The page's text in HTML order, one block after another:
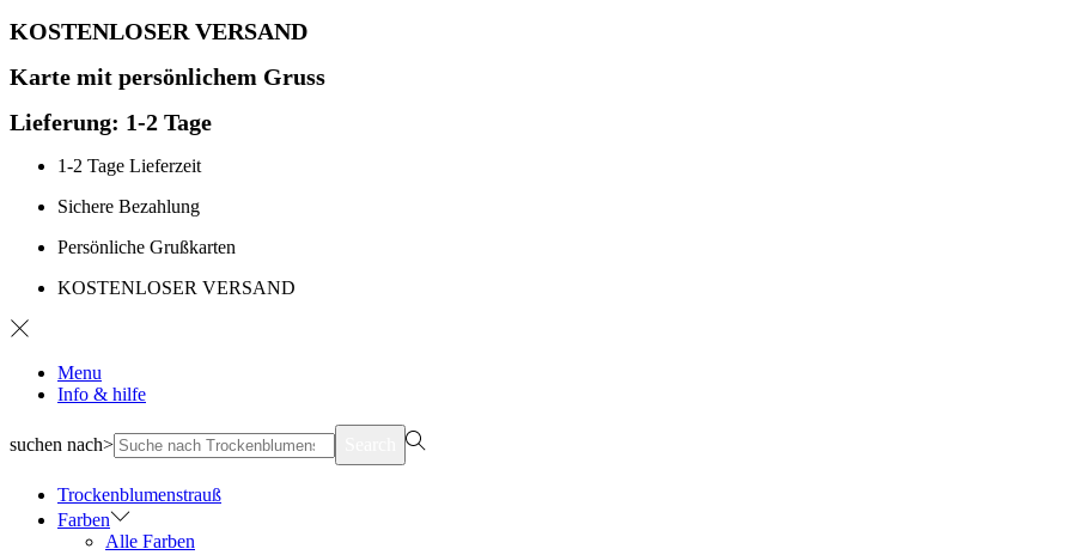
KOSTENLOSER VERSAND
Karte mit persönlichem Gruss
Lieferung: 1-2 Tage
1-2 Tage Lieferzeit
Sichere Bezahlung
Persönliche Grußkarten
KOSTENLOSER VERSAND
Menu
Info & hilfe
suchen nach>
Trockenblumenstrauß
Farben
Alle Farben